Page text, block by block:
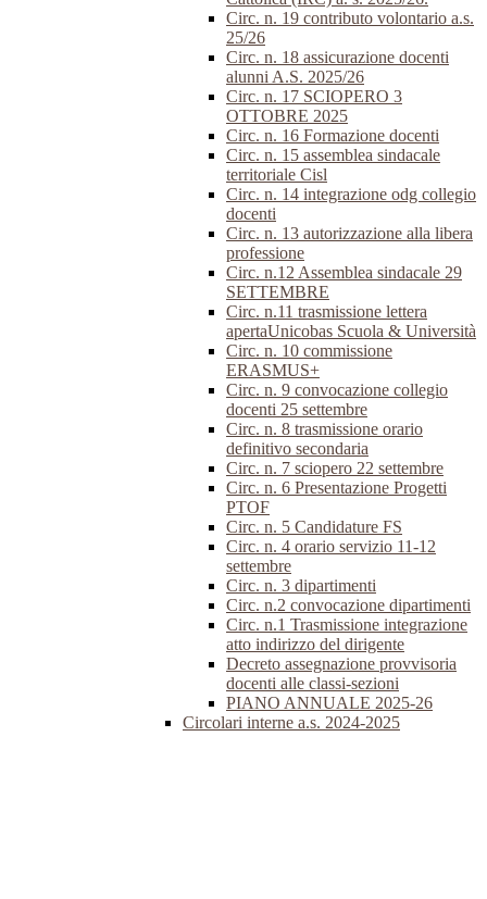
Circ. n. 19 contributo volontario a.s.
25/26
Circ. n. 18 assicurazione docenti
alunni A.S. 2025/26
Circ. n. 17 SCIOPERO 3
OTTOBRE 2025
Circ. n. 16 Formazione docenti
Circ. n. 15 assemblea sindacale
territoriale Cisl
Circ. n. 14 integrazione odg collegio
docenti
Circ. n. 13 autorizzazione alla libera
professione
Circ. n.12 Assemblea sindacale 29
SETTEMBRE
Circ. n.11 trasmissione lettera
apertaUnicobas Scuola & Università
Circ. n. 10 commissione
ERASMUS+
Circ. n. 9 convocazione collegio
docenti 25 settembre
Circ. n. 8 trasmissione orario
definitivo secondaria
Circ. n. 7 sciopero 22 settembre
Circ. n. 6 Presentazione Progetti
PTOF
Circ. n. 5 Candidature FS
Circ. n. 4 orario servizio 11-12
settembre
Circ. n. 3 dipartimenti
Circ. n.2 convocazione dipartimenti
Circ. n.1 Trasmissione integrazione
atto indirizzo del dirigente
Decreto assegnazione provvisoria
docenti alle classi-sezioni
PIANO ANNUALE 2025-26
Circolari interne a.s. 2024-2025